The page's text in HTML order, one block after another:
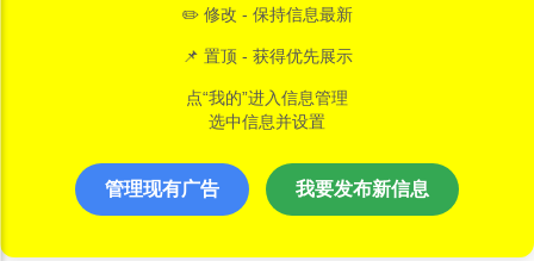
✏️ 修改 - 保持信息最新
📌 置顶 - 获得优先展示
点“我的”进入信息管理
选中信息并设置
管理现有广告 我要发布新信息